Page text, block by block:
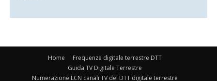
Home
Frequenze digitale terrestre DTT
Guida TV Digitale Terrestre
Numerazione LCN canali TV del DTT digitale terrestre